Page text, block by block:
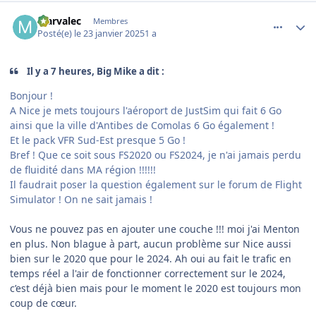
Marvalec Membres
Posté(e) le 23 janvier 20251 a
Il y a 7 heures, Big Mike a dit :
Bonjour !
A Nice je mets toujours l'aéroport de JustSim qui fait 6 Go
ainsi que la ville d'Antibes de Comolas 6 Go également !
Et le pack VFR Sud-Est presque 5 Go !
Bref ! Que ce soit sous FS2020 ou FS2024, je n'ai jamais perdu
de fluidité dans MA région !!!!!!
Il faudrait poser la question également sur le forum de Flight
Simulator ! On ne sait jamais !
Vous ne pouvez pas en ajouter une couche !!! moi j'ai Menton
en plus. Non blague à part, aucun problème sur Nice aussi
bien sur le 2020 que pour le 2024. Ah oui au fait le trafic en
temps réel a l'air de fonctionner correctement sur le 2024,
c’est déjà bien mais pour le moment le 2020 est toujours mon
coup de cœur.